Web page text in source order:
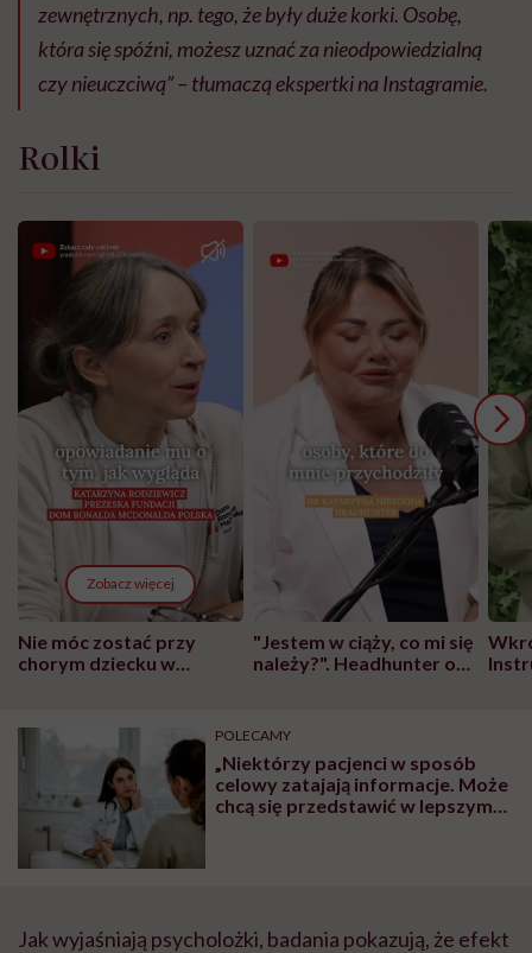
zewnętrznych, np. tego, że były duże korki. Osobę,
która się spóźni, możesz uznać za nieodpowiedzialną
czy nieuczciwą” – tłumaczą ekspertki na Instagramie.
Rolki
Zobacz więcej
Nie móc zostać przy
chorym dziecku w
może chyba tylko
wyobraźni"
"Jestem w ciąży, co mi się
należy?". Headhunter o
pracy
POLECAMY
„Niektórzy pacjenci w sposób
celowy zatajają informacje. Może
chcą się przedstawić w lepszym
Jak wyjaśniają psycholożki, badania pokazują, że efekt